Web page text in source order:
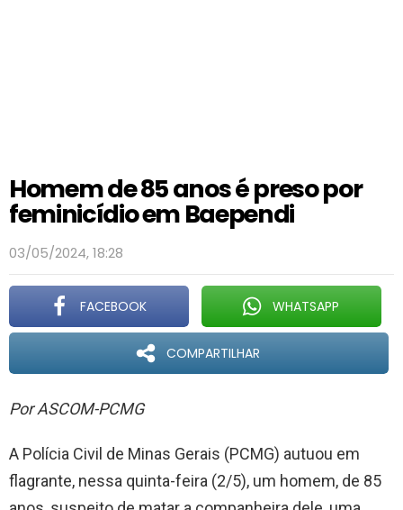
Homem de 85 anos é preso por
feminicídio em Baependi
03/05/2024, 18:28
FACEBOOK WHATSAPP
COMPARTILHAR
Por ASCOM-PCMG
A Polícia Civil de Minas Gerais (PCMG) autuou em
flagrante, nessa quinta-feira (2/5), um homem, de 85